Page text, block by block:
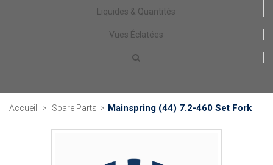
Liquides & Quantités
Vues Éclatées
Accueil > Spare Parts > Mainspring (44) 7.2-460 Set Fork